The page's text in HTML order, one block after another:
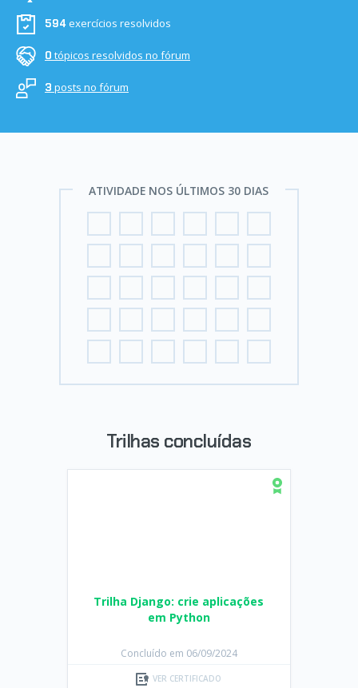
594exercícios resolvidos
0 tópicos resolvidos no fórum
3 posts no fórum
ATIVIDADE NOS ÚLTIMOS 30 DIAS
Trilhas concluídas
Trilha Django: crie aplicações
em Python
Concluído em 06/09/2024
VER CERTIFICADO